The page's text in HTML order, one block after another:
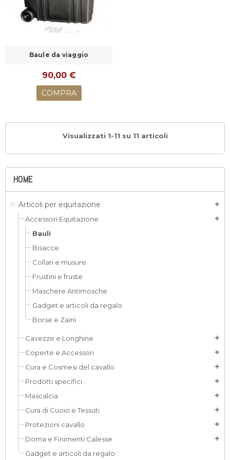
HOME
Articoli per equitazione add
Accessori Equitazione add
Bauli
Bisacce
Collari e musure
Frustini e fruste
Maschere Antimosche
Gadget e articoli da regalo
Borse e Zaini
Cavezze e Longhine add
Coperte e Accessori add
Cura e Cosmesi del cavallo add
Prodotti specifici add
Mascalcia add
Cura di Cuoio e Tessuti add
Protezioni cavallo add
Doma e Finimenti Calesse add
Gadget e articoli da regalo
Baule da viaggio
90,00 €
COMPRA
Visualizzati 1-11 su 11 articoli